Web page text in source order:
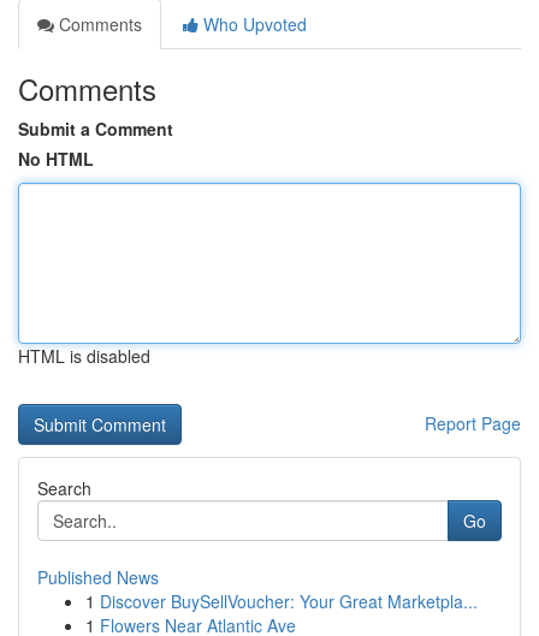
Comments
Who Upvoted
Comments
Submit a Comment
No HTML
HTML is disabled
Report Page
Search
Go
Published News
1 Discover BuySellVoucher: Your Great Marketpla...
1 Flowers Near Atlantic Ave